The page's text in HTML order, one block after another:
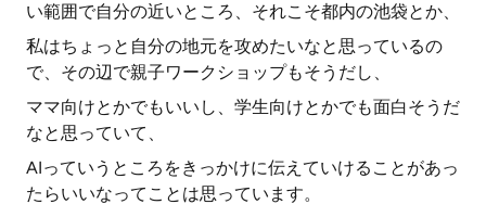
い範囲で自分の近いところ、それこそ都内の池袋とか、
私はちょっと自分の地元を攻めたいなと思っているの
で、その辺で親子ワークショップもそうだし、
ママ向けとかでもいいし、学生向けとかでも面白そうだ
なと思っていて、
AIっていうところをきっかけに伝えていけることがあっ
たらいいなってことは思っています。